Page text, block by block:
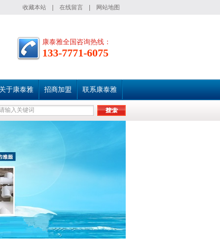
收藏本站 在线留言 网站地图
康泰雅全国咨询热线：
133-7771-6075
关于康泰雅 招商加盟 联系康泰雅